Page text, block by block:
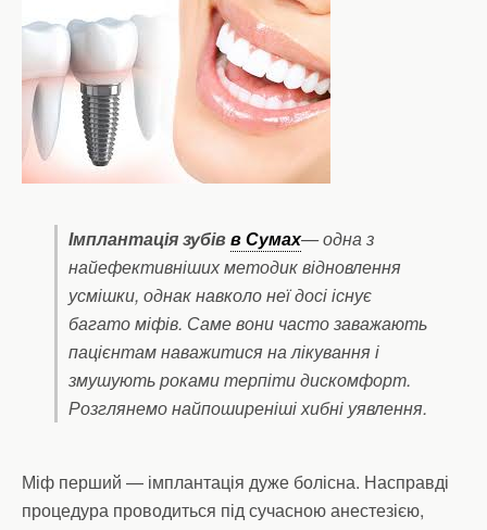
Імплантація зубівв Сумах— одна з
найефективніших методик відновлення
усмішки, однак навколо неї досі існує
багато міфів. Саме вони часто заважають
пацієнтам наважитися на лікування і
змушують роками терпіти дискомфорт.
Розглянемо найпоширеніші хибні уявлення.
Міф перший — імплантація дуже болісна. Насправді
процедура проводиться під сучасною анестезією,